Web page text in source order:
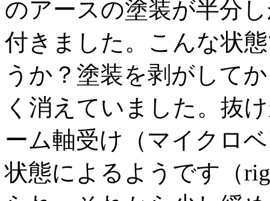
のアースの塗装が半分
付きました。こんな状
うか？塗装を剥がして
く消えていました。抜
ーム軸受け（マイクロ
状態によるようです（